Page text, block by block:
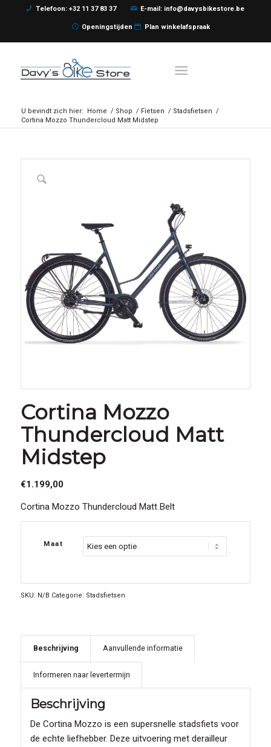
Telefoon: +32 11 37 83 37 E-mail: info@davysbikestore.be
Openingstijden Plan winkelafspraak
U bevindt zich hier: Home / Shop / Fietsen / Stadsfietsen /
Cortina Mozzo Thundercloud Matt Midstep
Cortina Mozzo
Thundercloud Matt
Midstep
€1.199,00
Cortina Mozzo Thundercloud Matt Belt
Maat
SKU: N/B Categorie: Stadsfietsen
Beschrijving Aanvullende informatie
Informeren naar levertermijn
Beschrijving
De Cortina Mozzo is een supersnelle stadsfiets voor
de echte liefhebber. Deze uitvoering met derailleur